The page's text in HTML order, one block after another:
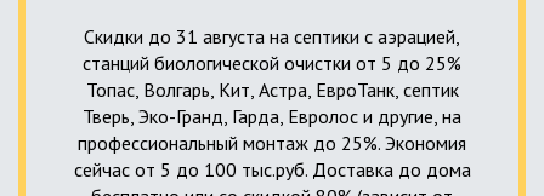
Скидки до 31 августа на септики с аэрацией,
станций биологической очистки от 5 до 25%
Топас, Волгарь, Кит, Астра, ЕвроТанк, септик
Тверь, Эко-Гранд, Гарда, Евролос и другие, на
профессиональный монтаж до 25%. Экономия
сейчас от 5 до 100 тыс.руб. Доставка до дома